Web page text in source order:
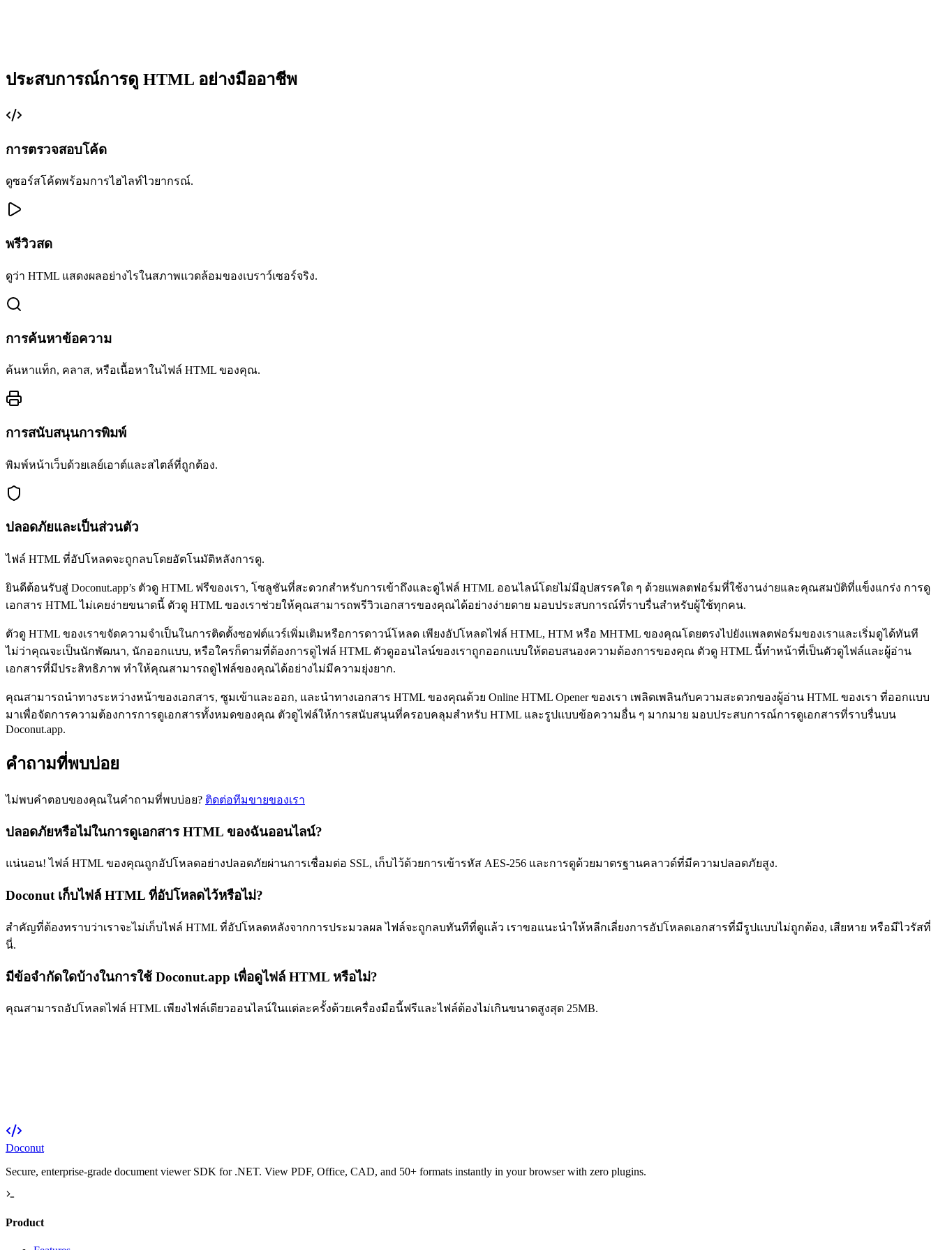
ประสบการณ์การดู HTML อย่างมืออาชีพ
การตรวจสอบโค้ด
ดูซอร์สโค้ดพร้อมการไฮไลท์ไวยากรณ์.
พรีวิวสด
ดูว่า HTML แสดงผลอย่างไรในสภาพแวดล้อมของเบราว์เซอร์จริง.
การค้นหาข้อความ
ค้นหาแท็ก, คลาส, หรือเนื้อหาในไฟล์ HTML ของคุณ.
การสนับสนุนการพิมพ์
พิมพ์หน้าเว็บด้วยเลย์เอาต์และสไตล์ที่ถูกต้อง.
ปลอดภัยและเป็นส่วนตัว
ไฟล์ HTML ที่อัปโหลดจะถูกลบโดยอัตโนมัติหลังการดู.
ยินดีต้อนรับสู่ Doconut.app’s ตัวดู HTML ฟรีของเรา, โซลูชันที่สะดวกสำหรับการเข้าถึงและดูไฟล์ HTML ออนไลน์โดยไม่มีอุปสรรคใด ๆ ด้วยแพลตฟอร์มที่ใช้งานง่ายและคุณสมบัติที่แข็งแกร่ง การดู
เอกสาร HTML ไม่เคยง่ายขนาดนี้ ตัวดู HTML ของเราช่วยให้คุณสามารถพรีวิวเอกสารของคุณได้อย่างง่ายดาย มอบประสบการณ์ที่ราบรื่นสำหรับผู้ใช้ทุกคน.
ตัวดู HTML ของเราขจัดความจำเป็นในการติดตั้งซอฟต์แวร์เพิ่มเติมหรือการดาวน์โหลด เพียงอัปโหลดไฟล์ HTML, HTM หรือ MHTML ของคุณโดยตรงไปยังแพลตฟอร์มของเราและเริ่มดูได้ทันที
ไม่ว่าคุณจะเป็นนักพัฒนา, นักออกแบบ, หรือใครก็ตามที่ต้องการดูไฟล์ HTML ตัวดูออนไลน์ของเราถูกออกแบบให้ตอบสนองความต้องการของคุณ ตัวดู HTML นี้ทำหน้าที่เป็นตัวดูไฟล์และผู้อ่าน
เอกสารที่มีประสิทธิภาพ ทำให้คุณสามารถดูไฟล์ของคุณได้อย่างไม่มีความยุ่งยาก.
คุณสามารถนำทางระหว่างหน้าของเอกสาร, ซูมเข้าและออก, และนำทางเอกสาร HTML ของคุณด้วย Online HTML Opener ของเรา เพลิดเพลินกับความสะดวกของผู้อ่าน HTML ของเรา ที่ออกแบบ
มาเพื่อจัดการความต้องการการดูเอกสารทั้งหมดของคุณ ตัวดูไฟล์ให้การสนับสนุนที่ครอบคลุมสำหรับ HTML และรูปแบบข้อความอื่น ๆ มากมาย มอบประสบการณ์การดูเอกสารที่ราบรื่นบน
Doconut.app.
คำถามที่พบบ่อย
ไม่พบคำตอบของคุณในคำถามที่พบบ่อย? ติดต่อทีมขายของเรา
ปลอดภัยหรือไม่ในการดูเอกสาร HTML ของฉันออนไลน์?
แน่นอน! ไฟล์ HTML ของคุณถูกอัปโหลดอย่างปลอดภัยผ่านการเชื่อมต่อ SSL, เก็บไว้ด้วยการเข้ารหัส AES-256 และการดูด้วยมาตรฐานคลาวด์ที่มีความปลอดภัยสูง.
Doconut เก็บไฟล์ HTML ที่อัปโหลดไว้หรือไม่?
สำคัญที่ต้องทราบว่าเราจะไม่เก็บไฟล์ HTML ที่อัปโหลดหลังจากการประมวลผล ไฟล์จะถูกลบทันทีที่ดูแล้ว เราขอแนะนำให้หลีกเลี่ยงการอัปโหลดเอกสารที่มีรูปแบบไม่ถูกต้อง, เสียหาย หรือมีไวรัสที่
นี่.
มีข้อจำกัดใดบ้างในการใช้ Doconut.app เพื่อดูไฟล์ HTML หรือไม่?
คุณสามารถอัปโหลดไฟล์ HTML เพียงไฟล์เดียวออนไลน์ในแต่ละครั้งด้วยเครื่องมือนี้ฟรีและไฟล์ต้องไม่เกินขนาดสูงสุด 25MB.
Doconut
Secure, enterprise-grade document viewer SDK for .NET. View PDF, Office, CAD, and 50+ formats instantly in your browser with zero plugins.
Product